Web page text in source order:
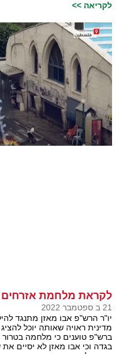
לקריאה >>
לקראת מלחמת
21 ב ספטמבר 2022
יו"ר הרש"פ אבו מאזן מתנגד
מדינית ראויה שאותה יוכל
ברש"פ טוענים כי מלחמה
בגדה וכי אבו מאזן לא יסיים את